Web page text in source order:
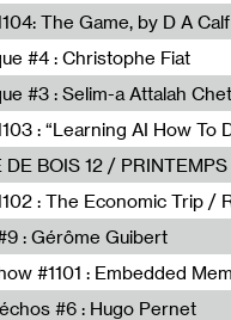
The Game, by D A Calf
#4 : Christophe Fiat
a Attalah Chettaoui
Bruxelles
: Gérôme Guibert
Guibert
#6 : Hugo Pernet